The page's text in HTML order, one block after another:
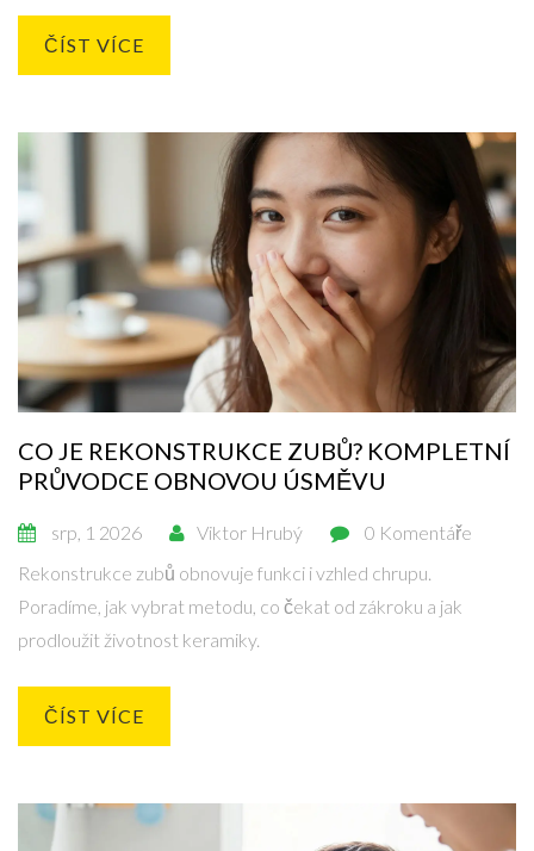
ČÍST VÍCE
CO JE REKONSTRUKCE ZUBŮ? KOMPLETNÍ
PRŮVODCE OBNOVOU ÚSMĚVU
srp, 1 2026 Viktor Hrubý
0 Komentáře
Rekonstrukce zubů obnovuje funkci i vzhled chrupu.
Poradíme, jak vybrat metodu, co čekat od zákroku a jak
prodloužit životnost keramiky.
ČÍST VÍCE